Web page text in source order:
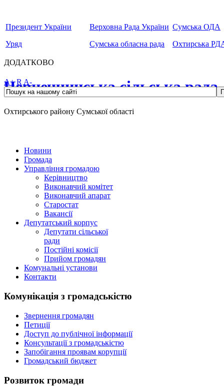
Президент України
Уряд
Верховна Рада України
Сумська обласна рада
Сумська ОДА
Охтирська
ДОДАТКОВО
Чернеччинська сільська рада
Охтирського району Сумської області
A+ RA-
Новини
Громада
Управління громадою
Керівництво
Виконавчий комітет
Виконавчий апарат
Старостат
Вакансії
Депутатський корпус
Депутати сільської
ради
Постійні комісії
Прийом громадян
Комунальні установи
Контакти
Комунікація з громадськістю
Звернення громадян
Петиції
Доступ до публічної інформації
Консультації з громадськістю
Запобігання проявам корупції
Громадський бюджет
Розвиток громади